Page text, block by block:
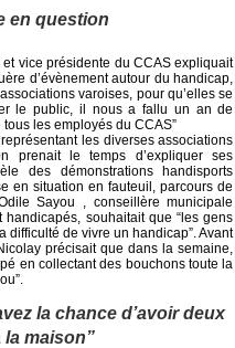
en question
vice présidente du CCAS expliquait
d’évènement autour du handicap,
varoises, pour qu’elles se
le public, il nous a fallu un an de
les employés du CCAS”
les diverses associations
prenait le temps d’expliquer ses
des démonstrations handisports
en situation en fauteuil, parcours de
Sayou , conseillère municipale
souhaitait que “les gens
de vivre un handicap”. Avant
précisait que dans la semaine,
en collectant des bouchons toute la
la chance d’avoir deux
la maison”